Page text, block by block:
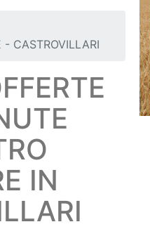
- CASTROVILLARI
IN